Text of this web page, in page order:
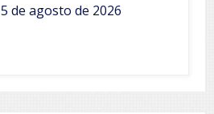
5 de agosto de 2026